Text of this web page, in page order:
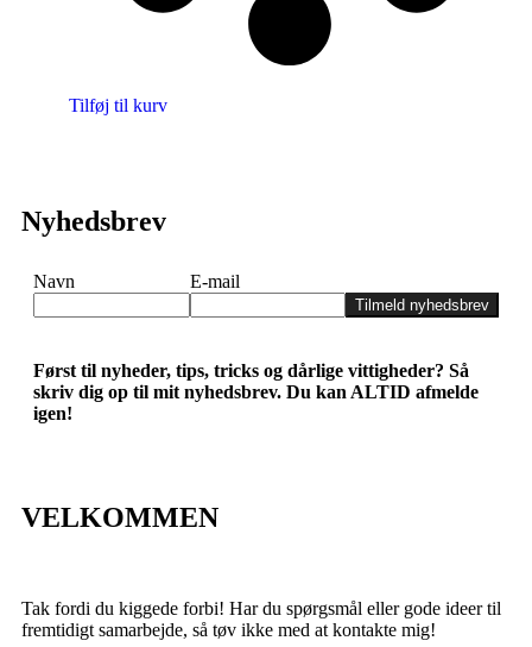
Tilføj til kurv
Nyhedsbrev
Navn E-mail
Tilmeld nyhedsbrev
Først til nyheder, tips, tricks og dårlige vittigheder? Så
skriv dig op til mit nyhedsbrev. Du kan ALTID afmelde
igen!
VELKOMMEN
Tak fordi du kiggede forbi! Har du spørgsmål eller gode ideer til
fremtidigt samarbejde, så tøv ikke med at kontakte mig!